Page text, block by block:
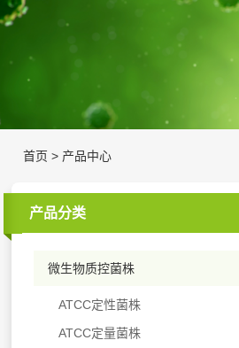
首页 > 产品中心
产品分类
微生物质控菌株
ATCC定性菌株
ATCC定量菌株